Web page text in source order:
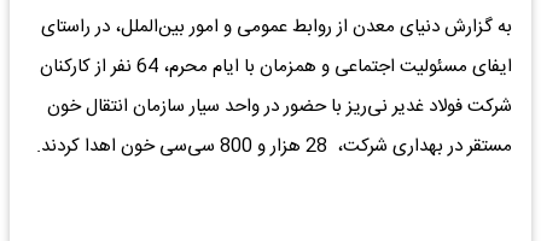
به گزارش دنیای معدن از روابط عمومی و امور بین‌الملل، در راستای
ایفای مسئولیت اجتماعی و همزمان با ایام محرم، 64 نفر از کارکنان
شرکت فولاد غدیر نی‌ریز با حضور در واحد سیار سازمان انتقال خون
مستقر در بهداری شرکت، 28 هزار و 800 سی‌سی خون اهدا کردند.